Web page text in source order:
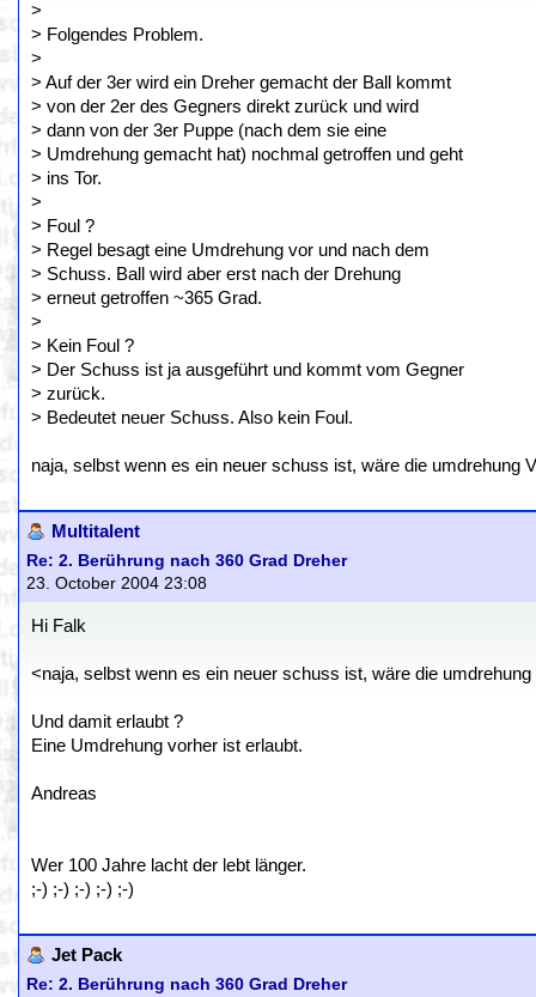
>
> Folgendes Problem.
>
> Auf der 3er wird ein Dreher gemacht der Ball kommt
> von der 2er des Gegners direkt zurück und wird
> dann von der 3er Puppe (nach dem sie eine
> Umdrehung gemacht hat) nochmal getroffen und geht
> ins Tor.
>
> Foul ?
> Regel besagt eine Umdrehung vor und nach dem
> Schuss. Ball wird aber erst nach der Drehung
> erneut getroffen ~365 Grad.
>
> Kein Foul ?
> Der Schuss ist ja ausgeführt und kommt vom Gegner
> zurück.
> Bedeutet neuer Schuss. Also kein Foul.
naja, selbst wenn es ein neuer schuss ist, wäre die umdrehung
Multitalent
Re: 2. Berührung nach 360 Grad Dreher
23. October 2004 23:08
Hi Falk
<naja, selbst wenn es ein neuer schuss ist, wäre die
Und damit erlaubt ?
Eine Umdrehung vorher ist erlaubt.
Andreas
Wer 100 Jahre lacht der lebt länger.
;-) ;-) ;-) ;-) ;-)
Jet Pack
Re: 2. Berührung nach 360 Grad Dreher